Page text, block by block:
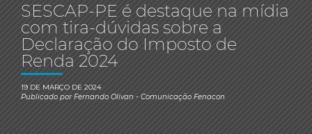
SESCAP-PE é destaque na mídia
com tira-dúvidas sobre a
Declaração do Imposto de
Renda 2024
19 DE MARÇO DE 2024
Publicado porFernando Olivan- Comunicação Fenacon